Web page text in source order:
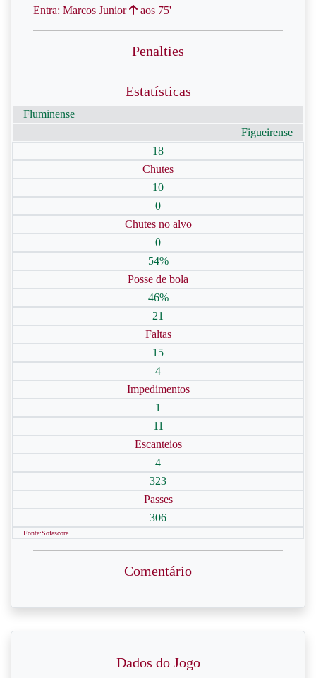
Entra: Marcos Junior
aos 75'
Penalties
Estatísticas
Fluminense
Figueirense
18
Chutes
10
0
Chutes no alvo
0
54%
Posse de bola
46%
21
Faltas
15
4
Impedimentos
1
11
Escanteios
4
323
Passes
306
Fonte:Sofascore
Comentário
Dados do Jogo